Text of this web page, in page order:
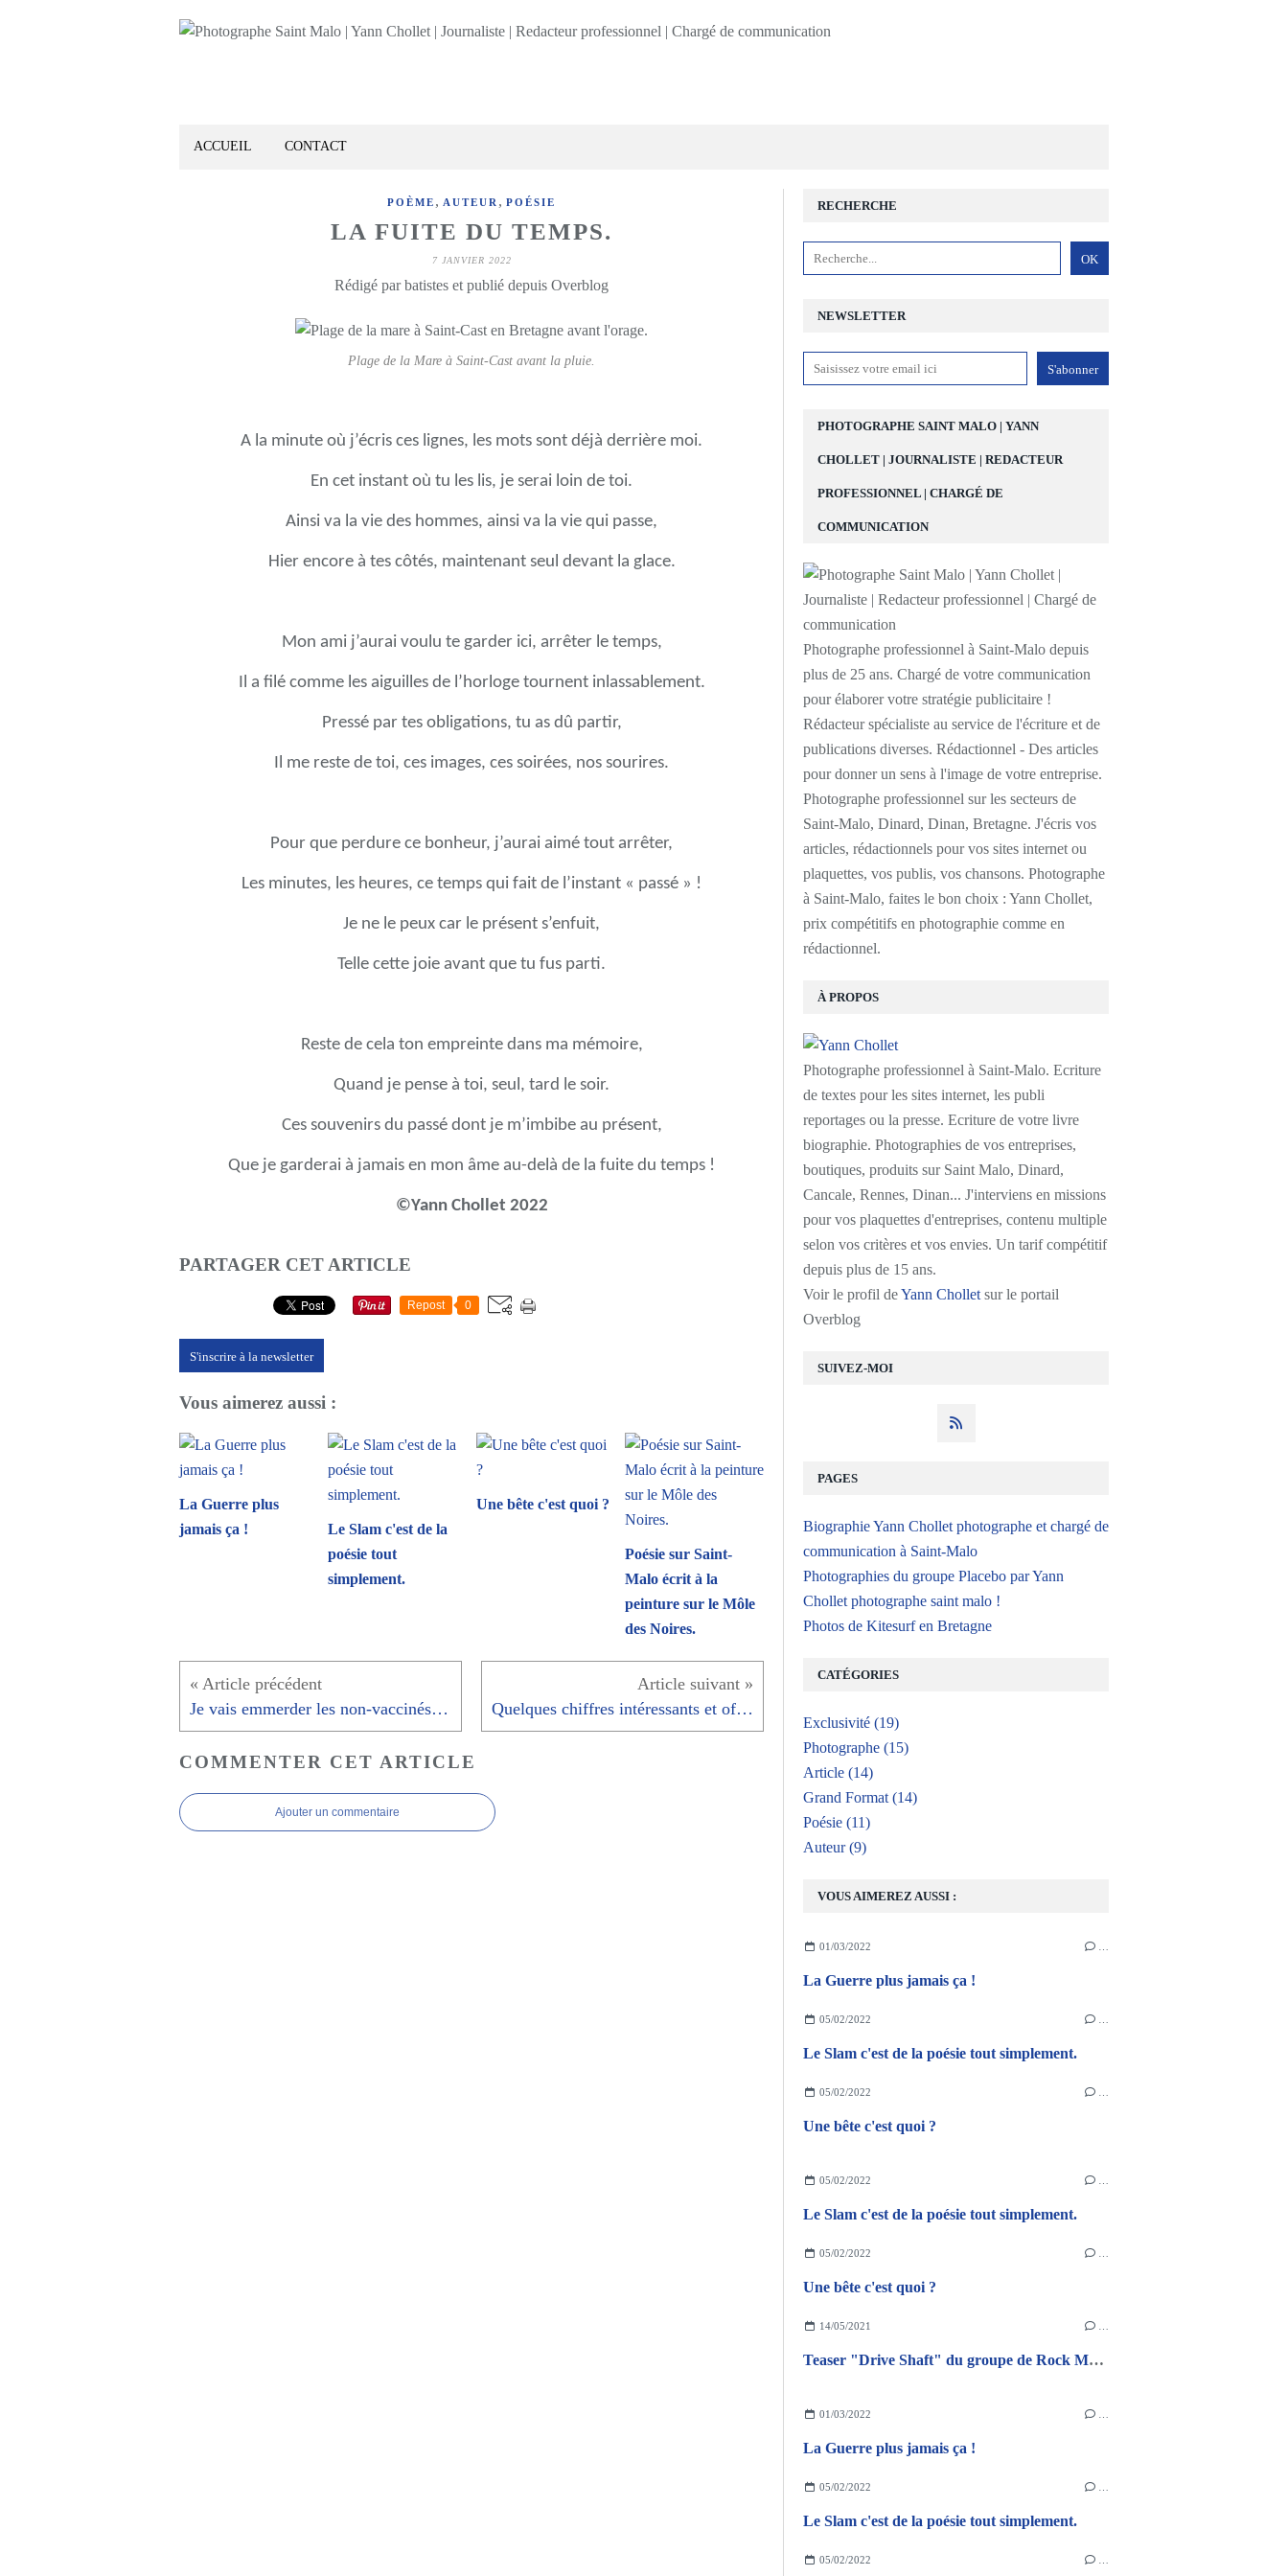
ACCUEIL CONTACT
POÈME , AUTEUR , POÉSIE
LA FUITE DU TEMPS.
7 JANVIER 2022
Rédigé par batistes et publié depuis Overblog
Plage de la Mare à Saint-Cast avant la pluie.
A la minute où j’écris ces lignes, les mots sont déjà derrière moi.
En cet instant où tu les lis, je serai loin de toi.
Ainsi va la vie des hommes, ainsi va la vie qui passe,
Hier encore à tes côtés, maintenant seul devant la glace.
Mon ami j’aurai voulu te garder ici, arrêter le temps,
Il a filé comme les aiguilles de l’horloge tournent inlassablement.
Pressé par tes obligations, tu as dû partir,
Il me reste de toi, ces images, ces soirées, nos sourires.
Pour que perdure ce bonheur, j’aurai aimé tout arrêter,
Les minutes, les heures, ce temps qui fait de l’instant « passé » !
Je ne le peux car le présent s’enfuit,
Telle cette joie avant que tu fus parti.
Reste de cela ton empreinte dans ma mémoire,
Quand je pense à toi, seul, tard le soir.
Ces souvenirs du passé dont je m’imbibe au présent,
Que je garderai à jamais en mon âme au-delà de la fuite du temps !
©Yann Chollet 2022
PARTAGER CET ARTICLE
Repost 0
S'inscrire à la newsletter
Vous aimerez aussi :
La Guerre plus
jamais ça !
Le Slam c'est de la
poésie tout
simplement.
Une bête c'est quoi ?
Poésie sur Saint-
Malo écrit à la
peinture sur le Môle
des Noires.
Je vais emmerder les non-vaccinés » dixit le président Macron Quelques chiffres intéressants et officiels sur le Vaccin Covid de janvier 2022.
COMMENTER CET ARTICLE
Ajouter un commentaire
NEWSLETTER
SUIVEZ-MOI
RECHERCHE
PHOTOGRAPHE SAINT MALO | YANN
CHOLLET | JOURNALISTE | REDACTEUR
PROFESSIONNEL | CHARGÉ DE
COMMUNICATION
Photographe professionnel à Saint-Malo depuis
plus de 25 ans. Chargé de votre communication
pour élaborer votre stratégie publicitaire !
Rédacteur spécialiste au service de l'écriture et de
publications diverses. Rédactionnel - Des articles
pour donner un sens à l'image de votre entreprise.
Photographe professionnel sur les secteurs de
Saint-Malo, Dinard, Dinan, Bretagne. J'écris vos
articles, rédactionnels pour vos sites internet ou
plaquettes, vos publis, vos chansons. Photographe
à Saint-Malo, faites le bon choix : Yann Chollet,
prix compétitifs en photographie comme en
rédactionnel.
À PROPOS
Photographe professionnel à Saint-Malo. Ecriture
de textes pour les sites internet, les publi
reportages ou la presse. Ecriture de votre livre
biographie. Photographies de vos entreprises,
boutiques, produits sur Saint Malo, Dinard,
Cancale, Rennes, Dinan... J'interviens en missions
pour vos plaquettes d'entreprises, contenu multiple
selon vos critères et vos envies. Un tarif compétitif
depuis plus de 15 ans.
Voir le profil deYann Chollet sur le portail
Overblog
VOUS AIMEREZ AUSSI :
01/03/2022
La Guerre plus jamais ça !
05/02/2022
Le Slam c'est de la poésie tout simplement.
05/02/2022
Une bête c'est quoi ?
05/02/2022
Le Slam c'est de la poésie tout simplement.
05/02/2022
Une bête c'est quoi ?
14/05/2021
Teaser "Drive Shaft" du groupe de Rock Malouin Baiser d'H2
01/03/2022
La Guerre plus jamais ça !
05/02/2022
Le Slam c'est de la poésie tout simplement.
05/02/2022
PAGES
Biographie Yann Chollet photographe et chargé de
communication à Saint-Malo
Photographies du groupe Placebo par Yann
Chollet photographe saint malo !
Photos de Kitesurf en Bretagne
CATÉGORIES
Exclusivité (19)
Photographe (15)
Article (14)
Grand Format (14)
Poésie (11)
Auteur(9)